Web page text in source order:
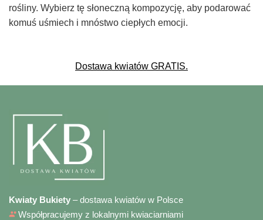
rośliny. Wybierz tę słoneczną kompozycję, aby podarować
komuś uśmiech i mnóstwo ciepłych emocji.
Dostawa kwiatów GRATIS.
Kwiaty Bukiety – dostawa kwiatów w Polsce
Współpracujemy z lokalnymi kwiaciarniami